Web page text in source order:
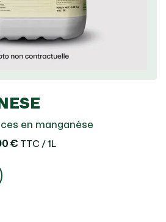
en manganèse
€ TTC / 1L